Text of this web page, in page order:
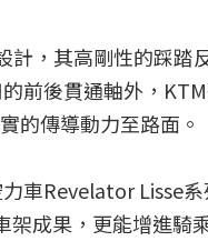
，其高剛性的踩踏
前後貫通軸外，
的傳導動力至路面。
車Revelator Lisse
成果，更能增進騎